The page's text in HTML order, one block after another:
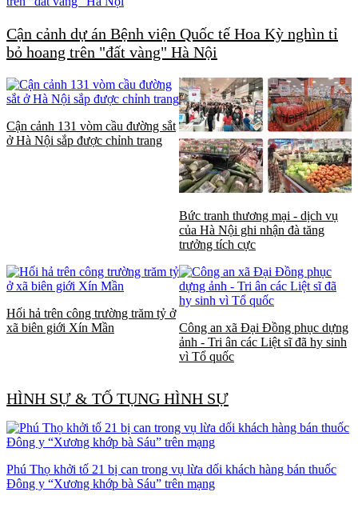
Cận cảnh dự án Bệnh viện Quốc tế Hoa Kỳ nghìn tỉ
bỏ hoang trên "đất vàng" Hà Nội
Cận cảnh 131 vòm cầu đường sắt
ở Hà Nội sắp được chỉnh trang
Bức tranh thương mại - dịch vụ
của Hà Nội ghi nhận đà tăng
trưởng tích cực
Hối hả trên công trường trăm tỷ ở
xã biên giới Xín Mần
Công an xã Đại Đồng phục dựng
ảnh - Tri ân các Liệt sĩ đã hy sinh
vì Tổ quốc
HÌNH SỰ & TỐ TỤNG HÌNH SỰ
Phú Thọ khởi tố 21 bị can trong vụ lừa dối khách hàng bán thuốc
Đông y “Xương khớp bà Sáu” trên mạng